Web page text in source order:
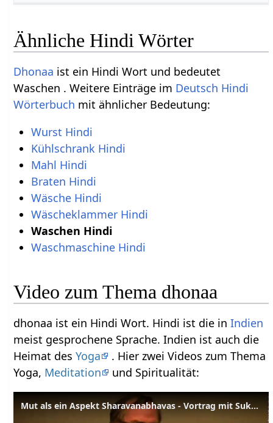
Ähnliche Hindi Wörter
Dhonaa ist ein Hindi Wort und bedeutet
Waschen . Weitere Einträge im Deutsch Hindi
Wörterbuch mit ähnlicher Bedeutung:
Wurst Hindi
Kühlschrank Hindi
Mahl Hindi
Braten Hindi
Wäsche Hindi
Wäscheklammer Hindi
Waschen Hindi
Waschmaschine Hindi
Video zum Thema dhonaa
dhonaa ist ein Hindi Wort. Hindi ist die inIndien
meist gesprochene Sprache. Indien ist auch die
Heimat desYoga
. Hier zwei Videos zum Thema
Yoga, Meditation und Spiritualität:
Mut als ein Aspekt Sharavanabhavas - Vortrag mit Sukadev